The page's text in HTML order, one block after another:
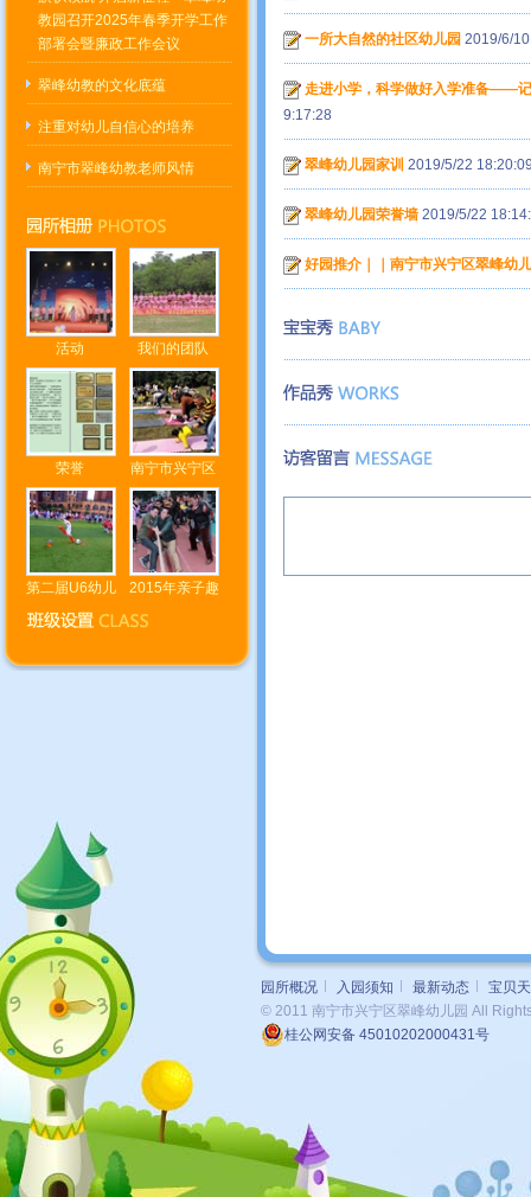
教园召开2025年春季开学工作
部署会暨廉政工作会议
翠峰幼教的文化底蕴
注重对幼儿自信心的培养
南宁市翠峰幼教老师风情
活动 我们的团队
荣誉 南宁市兴宁区
第二届U6幼儿 2015年亲子趣
一所大自然的社区幼儿园 2019/6/
走进小学，科学做好入学准备——
9:17:28
翠峰幼儿园家训 2019/5/22
翠峰幼儿园荣誉墙2019/5/22
好园推介｜｜南宁市兴宁区翠峰幼
园所概况 入园须知 最新动态
宝贝
© 2011 南宁市兴宁区翠峰幼儿园 All
桂公网安备 45010202000431号